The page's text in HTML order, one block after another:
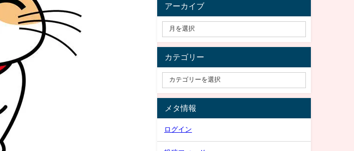
アーカイブ
カテゴリー
メタ情報
ログイン